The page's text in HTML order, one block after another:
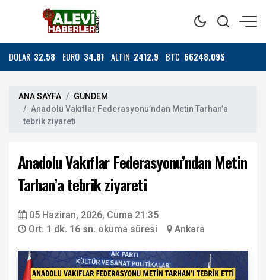
DOLAR 32.58 EURO 34.81 ALTIN 2412.9 BTC 66248.09$
ANA SAYFA
GÜNDEM
Anadolu Vakıflar Federasyonu’ndan Metin Tarhan’a
tebrik ziyareti
Anadolu Vakıflar Federasyonu’ndan Metin
Tarhan’a tebrik ziyareti
05 Haziran, 2026, Cuma 21:35
Ort. 1 dk. 16 sn. okuma süresi Ankara